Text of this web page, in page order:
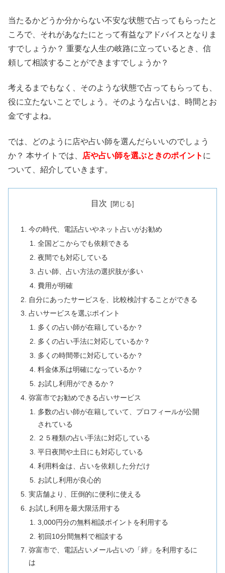
当たるかどうか分からない不安な状態で占ってもらったと
ころで、それがあなたにとって有益なアドバイスとなりま
すでしょうか？ 重要な人生の岐路に立っているとき、信
頼して相談することができますでしょうか？
考えるまでもなく、そのような状態で占ってもらっても、
役に立たないことでしょう。そのような占いは、時間とお
金ですよね。
では、どのように店や占い師を選んだらいいのでしょう
か？ 本サイトでは、
店や占い師を選ぶときのポイント に
ついて、紹介していきます。
目次
今の時代、電話占いやネット占いがお勧め
全国どこからでも依頼できる
夜間でも対応している
占い師、占い方法の選択肢が多い
費用が明確
自分にあったサービスを、比較検討することができる
占いサービスを選ぶポイント
多くの占い師が在籍しているか？
多くの占い手法に対応しているか？
多くの時間帯に対応しているか？
料金体系は明確になっているか？
お試し利用ができるか？
弥富市でお勧めできる占いサービス
多数の占い師が在籍していて、プロフィールが公開
されている
２５種類の占い手法に対応している
平日夜間や土日にも対応している
利用料金は、占いを依頼した分だけ
お試し利用が良心的
実店舗より、圧倒的に便利に使える
お試し利用を最大限活用する
3,000円分の無料相談ポイントを利用する
初回10分間無料で相談する
弥富市で、電話占いメール占いの「絆」を利用するに
は